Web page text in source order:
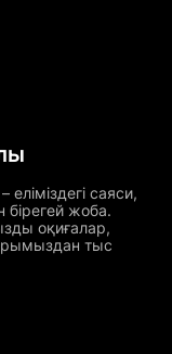
саяси,
бірегей жоба.
оқиғалар,
тыс